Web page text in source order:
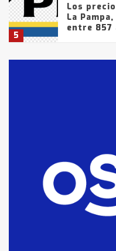
5
Los
La
entre 857
fueron
tarde del
lo que